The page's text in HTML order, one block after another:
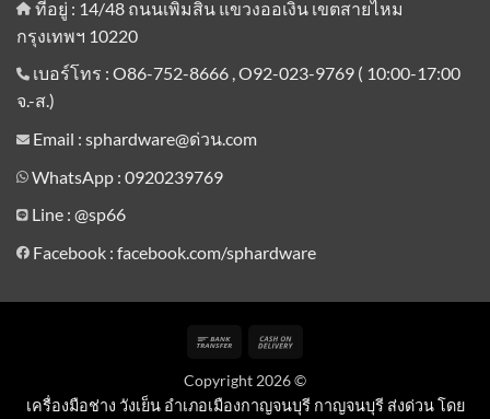
ที่อยู่ : 14/48 ถนนเพิ่มสิน แขวงออเงิน เขตสายไหม
กรุงเทพฯ 10220
เบอร์โทร : O86-752-8666 , O92-023-9769 ( 10:00-17:00
จ.-ส.)
Email : sphardware@ด่วน.com
WhatsApp : 0920239769
Line : @sp66
Facebook : facebook.com/sphardware
Bank
Delivery
Copyright 2026 ©
เครื่องมือช่าง วังเย็น อำเภอเมืองกาญจนบุรี กาญจนบุรี ส่งด่วน โดย